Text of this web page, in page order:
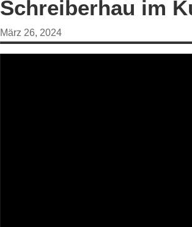
Schreiberhau im
März 26, 2024